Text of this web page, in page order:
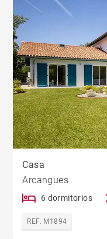
Casa
Arcangues
6 dormitorios
REF. M1894